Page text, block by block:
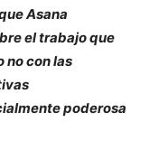
Asana
el trabajo que
no con las
poderosa